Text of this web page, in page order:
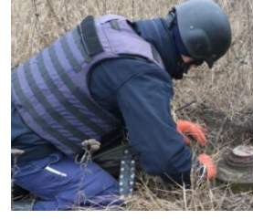
поиску
СЕВЕР.РЕАЛИИ
СИБИРЬ.РЕАЛИИ
РАСПИСАНИЕ ВЕЩАНИЯ
ПОДПИШИТЕСЬ НА РАССЫЛКУ
СОЦИАЛЬНЫЕ СЕТИ